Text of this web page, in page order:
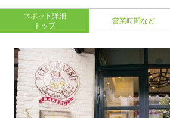
スポット詳細
トップ
営業時間など